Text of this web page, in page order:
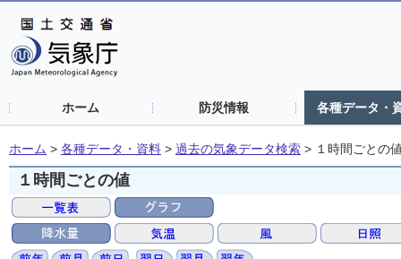
ホーム 防災情報 各種データ・
ホーム > 各種データ・資料 > 過去の気象データ検索 > １時間ごとの
１時間ごとの値